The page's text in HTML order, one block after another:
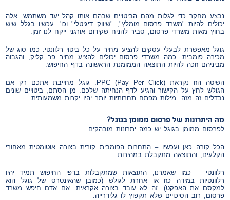
נבצע מחקר כדי לגלות מהם הביטויים שבהם אותו קהל יעד משתמש. אלה
יכולים להיות "משרד פרסום מומלץ", "שיווק דיגיטלי" וכו'. עכשיו בגלל שיש
בחוץ מאות משרדי פרסום, סביר להניח שקידום אורגני ייקח לנו זמן.
גוגל מאפשרת לבעלי עסקים להציע מחיר על כל ביטוי רלוונטי. כמו סוג של
מכירה פומבית. כמה משרדי פרסום יכולים להציע מחיר פר קליק, והגבוה
מביניהם זוכה להיות התוצאה הממומנת הראשונה בדף החיפוש.
השיטה הזו נקראת PPC (Pay Per Click). גוגל מחייבת אתכם רק אם
הגולש לחץ על הקישור והגיע לדף הנחיתה שלכם. מן הסתם, ביטויים שונים
נבדלים זה מזה. מילות מפתח תחרותיות יותר יהיו יקרות משמעותית.
מה היתרונות של פרסום ממומן בגוגל?
לפרסום ממומן בגוגל יש כמה יתרונות מובהקים:
הכל קורה כאן ועכשיו – התחרות הפומבית קורית בצורה אוטומטית מאחורי
הקלעים, והתוצאה מתקבלת במהירות.
רלוונטי – כמו שאמרנו, התוצאות שמתקבלות בדפי החיפוש תמיד יהיו
רלוונטיות במידה כזו או אחרת לגולש (כמובן שהאינטרס של גוגל הוא
למקסם את האפקט). זה לא עובד בצורה אקראית. אם אדם חיפש משרד
פרסום, רוב הסיכויים שלא תקפוץ לו גלידרייה.